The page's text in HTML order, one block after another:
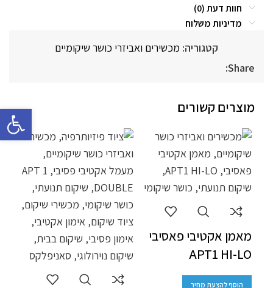
חוות דעת (0)
מדיניות משלוח
קטגוריה: מכשירים ואביזרי כושר שיקומיים
Share:
מוצרים קשורים
מאמן אקטיבי פאסיבי
APT1 HI-LO
הוסף להצעת מחיר
פתח